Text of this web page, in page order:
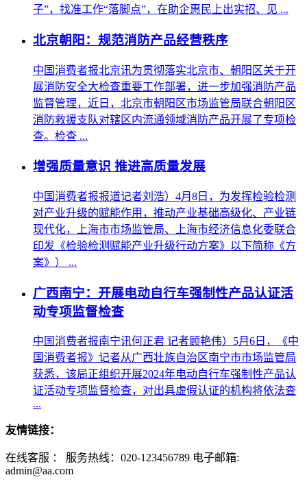
子”，找准工作“落脚点”，在助企惠民上出实招、见 ...
北京朝阳：规范消防产品经营秩序
中国消费者报北京讯为贯彻落实北京市、朝阳区关于开
展消防安全大检查重要工作部署，进一步加强消防产品
监督管理，近日，北京市朝阳区市场监管局联合朝阳区
消防救援支队对辖区内流通领域消防产品开展了专项检
查。检查 ...
增强质量意识 推进高质量发展
中国消费者报报道记者刘浩）4月8日，为发挥检验检测
对产业升级的赋能作用，推动产业基础高级化、产业链
现代化，上海市市场监管局、上海市经济信息化委联合
印发《检验检测赋能产业升级行动方案》以下简称《方
案》） ...
广西南宁：开展电动自行车强制性产品认证活
动专项监督检查
中国消费者报南宁讯何正君 记者顾艳伟）5月6日，《中
国消费者报》记者从广西壮族自治区南宁市市场监管局
获悉，该局正组织开展2024年电动自行车强制性产品认
证活动专项监督检查，对出具虚假认证的机构将依法查
...
友情链接：
在线客服 ：
服务热线：020-123456789 电子邮箱:
admin@aa.com